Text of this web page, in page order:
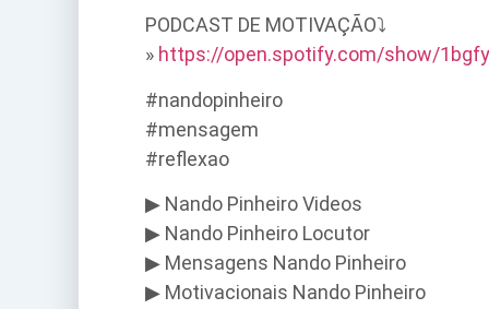
PODCAST DE MOTIVAÇÃO⤵
» https://open.spotify.com/show/
#nandopinheiro
#mensagem
#reflexao
▶ Nando Pinheiro Videos
▶ Nando Pinheiro Locutor
▶ Mensagens Nando Pinheiro
▶ Motivacionais Nando Pinheiro